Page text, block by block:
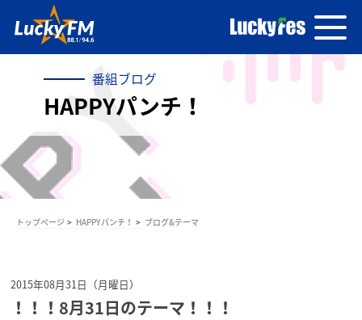
番組ブログ
HAPPYパンチ！
トップページ HAPPYパンチ！ ブログ&テーマ
2015年08月31日（月曜日）
！！！8月31日のテーマ！！！